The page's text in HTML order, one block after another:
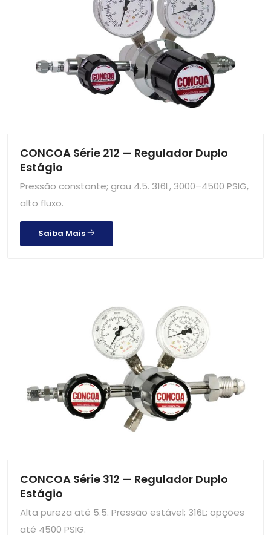
CONCOA Série 212 — Regulador Duplo
Estágio
Pressão constante; grau 4.5. 316L, 3000–4500 PSIG,
alto fluxo.
Saiba Mais
CONCOA Série 312 — Regulador Duplo
Estágio
Alta pureza até 5.5. Pressão estável; 316L; opções
até 4500 PSIG.